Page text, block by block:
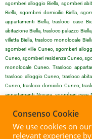
sgomberi alloggio Biella, sgomberi
Biella, sgomberi domicilio Biella,
appartamenti Biella, trasloco case
abitazione Biella, trasloco palazzo
villetta Biella, trasloco monolocale
sgomberi ville Cuneo, sgomberi
Cuneo, sgomberi residenza Cuneo,
monolocale Cuneo. Trasloco
trasloco alloggio Cuneo, trasloco
Cuneo, trasloco domicilio Cuneo,
appartamenti Novara, sgomberi case
domicilio Novara, sgomberi villetta
Novara, trasloco case Novara,
Novara, trasloco palazzo Novara,
Consenso Cookie
We use cookies on
relevant experience